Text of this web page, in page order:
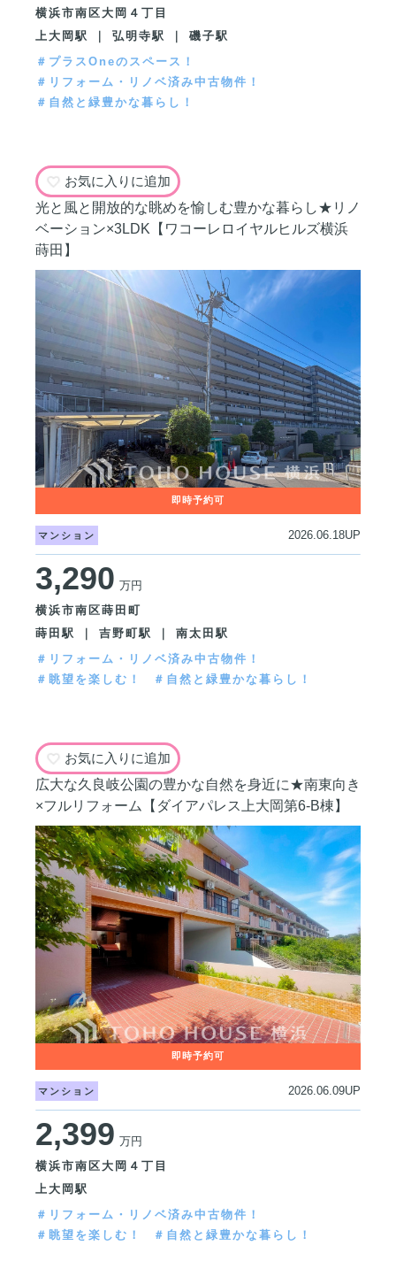
横浜市南区大岡４丁目
上大岡駅 ｜ 弘明寺駅 ｜ 磯子駅
＃プラスOneのスペース！
＃リフォーム・リノベ済み中古物件！
＃自然と緑豊かな暮らし！
お気に入りに追加
光と風と開放的な眺めを愉しむ豊かな暮らし★リノ
ベーション×3LDK【ワコーレロイヤルヒルズ横浜
蒔田】
マンション 2026.06.18UP
3,290 万円
横浜市南区蒔田町
蒔田駅 ｜ 吉野町駅 ｜ 南太田駅
＃リフォーム・リノベ済み中古物件！
＃眺望を楽しむ！
＃自然と緑豊かな暮らし！
お気に入りに追加
広大な久良岐公園の豊かな自然を身近に★南東向き
×フルリフォーム【ダイアパレス上大岡第6-B棟】
マンション 2026.06.09UP
2,399 万円
横浜市南区大岡４丁目
上大岡駅
＃リフォーム・リノベ済み中古物件！
＃眺望を楽しむ！
＃自然と緑豊かな暮らし！